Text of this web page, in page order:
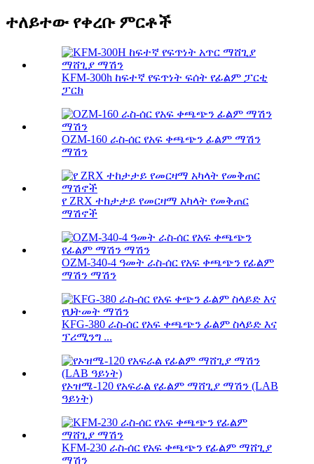
ተለይተው የቀረቡ ምርቶች
KFM-300h ከፍተኛ የፍጥነት ፍሰት የፊልም ፓርቲ
ፓርክ
OZM-160 ራስ-ሰር የአፍ ቀጫጭን ፊልም ማሽን
ማሽን
የ ZRX ተከታታይ የመርዛማ አካላት የመቅጠር
ማሽኖች
OZM-340-4 ዓመት ራስ-ሰር የአፍ ቀጫጭን የፊልም
ማሽን ማሽን
KFG-380 ራስ-ሰር የአፍ ቀጫጭን ፊልም ስላይድ እና
ፕሪሚንግ ...
የኦዝሜ-120 የአፍራል የፊልም ማሸጊያ ማሽን (LAB
ዓይነት)
KFM-230 ራስ-ሰር የአፍ ቀጫጭን የፊልም ማሸጊያ
ማሽን